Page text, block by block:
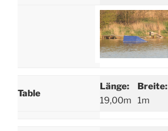
Table
Länge:
19,00m
Breite:
1m